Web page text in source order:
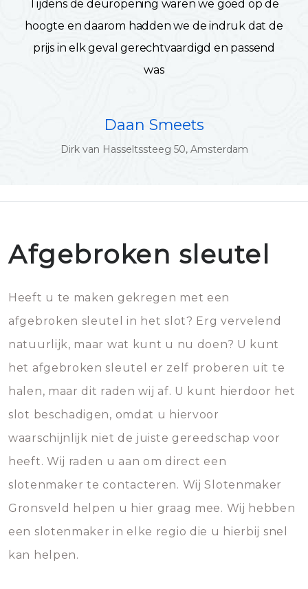
Tijdens de deuropening waren we goed op de
hoogte en daarom hadden we de indruk dat de
prijs in elk geval gerechtvaardigd en passend
was
Daan Smeets
Dirk van Hasseltssteeg 50, Amsterdam
Afgebroken sleutel
Heeft u te maken gekregen met een
afgebroken sleutel in het slot? Erg vervelend
natuurlijk, maar wat kunt u nu doen? U kunt
het afgebroken sleutel er zelf proberen uit te
halen, maar dit raden wij af. U kunt hierdoor het
slot beschadigen, omdat u hiervoor
waarschijnlijk niet de juiste gereedschap voor
heeft. Wij raden u aan om direct een
slotenmaker te contacteren. Wij Slotenmaker
Gronsveld helpen u hier graag mee. Wij hebben
een slotenmaker in elke regio die u hierbij snel
kan helpen.